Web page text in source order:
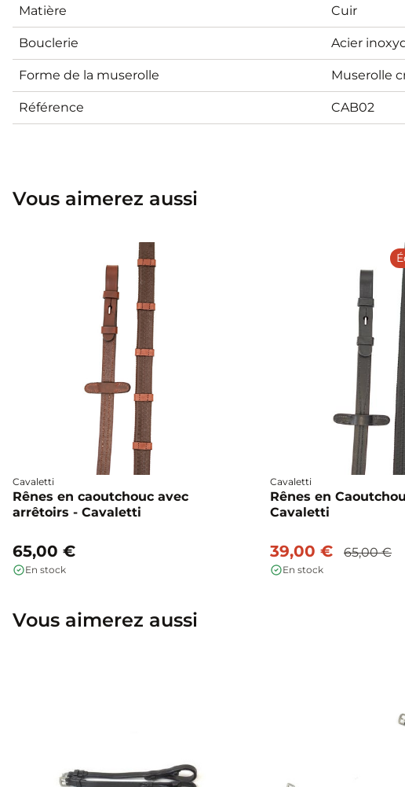
Matière Cuir
Bouclerie Acier
Forme de la muserolle Muserolle
Référence CAB02
Vous aimerez aussi
Cavaletti
Rênes en caoutchouc avec
arrêtoirs - Cavaletti
65,00 €
En stock
Cavaletti
Rênes en
Cavaletti
39,00 € 65,00 €
En stock
Vous aimerez aussi